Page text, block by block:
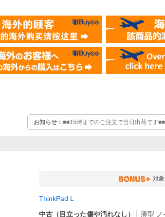
お知らせ： ■■15時までのご注文で当日出荷です
請求書対応します
対象
ThinkPad L
中古（目立った傷や汚れなし）
薄型 ノ